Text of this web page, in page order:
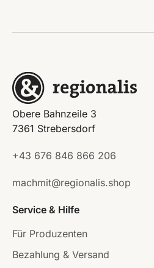
Obere Bahnzeile 3
7361 Strebersdorf
+43 676 846 866 206
machmit@regionalis.shop
Service & Hilfe
Für Produzenten
Bezahlung & Versand